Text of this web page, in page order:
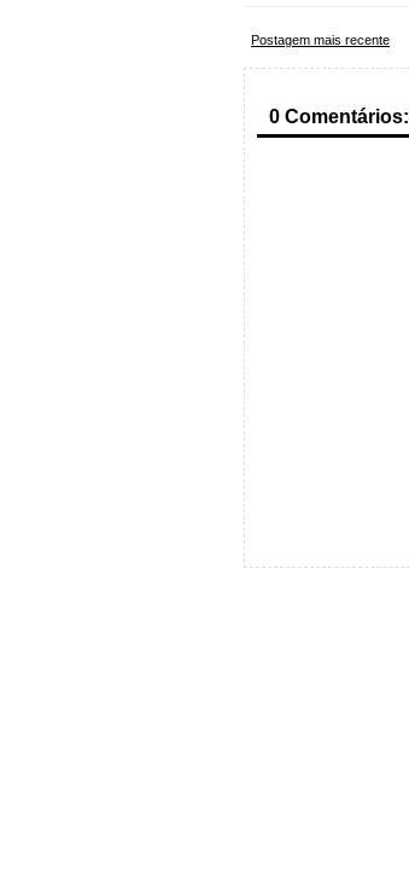
Postagem mais recente
0 Comentários: